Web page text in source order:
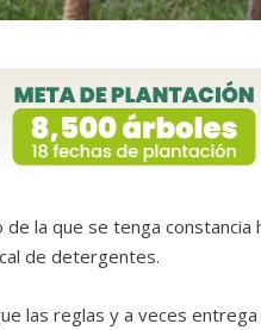
de la que se tenga
de detergentes.
las reglas y a veces